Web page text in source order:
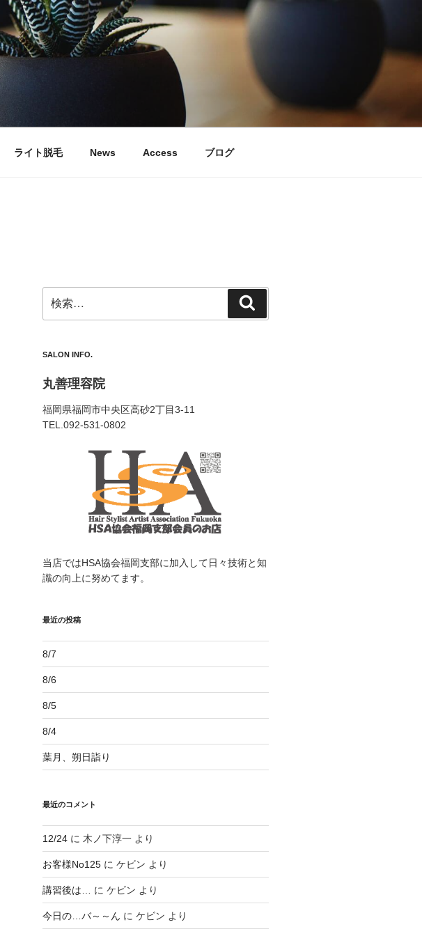
ライト脱毛 News Access ブログ
索:
索
SALON INFO.
丸善理容院
福岡県福岡市中央区高砂2丁目3-11
TEL.092-531-0802
当店ではHSA協会福岡支部に加入して日々技術と知
識の向上に努めてます。
最近の投稿
8/7
8/6
8/5
8/4
葉月、朔日詣り
最近のコメント
12/24に 木ノ下淳一より
お客様No125に ケビン より
講習後は… に ケビン より
今日の…バ～～ん に ケビン より